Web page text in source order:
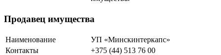
Продавец имущества
Наименование
УП «Минскинтеркапс»
Контакты
+375 (44) 513 76 00